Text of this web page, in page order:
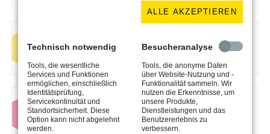
consetetur sadipscing elitr, sed diam nonumy eirmod
tempor invidunt ut labore et dolore magna aliquyam
Warning:Lorem ipsum dolor sit amet, consetetur
sadipscing elitr, sed diam nonumy eirmod tempor
invidunt ut labore et dolore magna aliquyam
ALLE AKZEPTIEREN
Technisch notwendig
Tools, die wesentliche
Services und Funktionen
ermöglichen, einschließlich
Identitätsprüfung,
Servicekontinuität und
Standortsicherheit. Diese
Option kann nicht abgelehnt
werden.
Besucheranalyse
Tools, die anonyme Daten
über Website-Nutzung und -
Funktionalität sammeln. Wir
nutzen die Erkenntnisse, um
unsere Produkte,
Dienstleistungen und das
Benutzererlebnis zu
verbessern.